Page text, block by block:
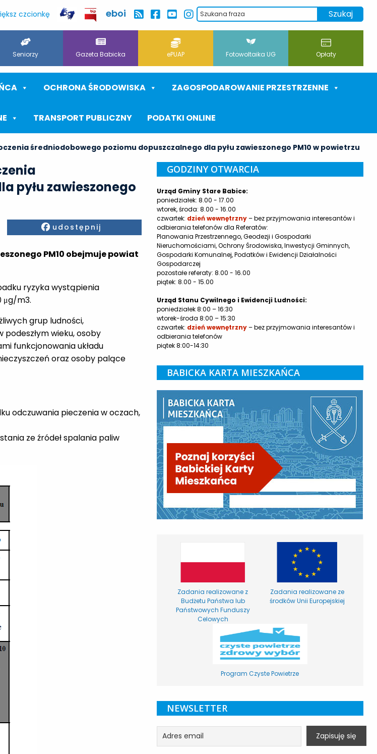
czcionkę eboi
Seniorzy Gazeta Babicka ePUAP Fotowoltaika UG Opłaty
OCHRONA ŚRODOWISKA ZAGOSPODAROWANIE PRZESTRZENNE
TRANSPORT PUBLICZNY PODATKI ONLINE
średniodobowego poziomu dopuszczalnego dla pyłu zawieszonego PM10 w powietrzu
pyłu zawieszonego
Facebook
udostępnij
PM10 obejmuje powiat
ryzyka wystąpienia
μg/m3.
grup ludności,
podeszłym wieku, osoby
funkcjonowania układu
oraz osoby palące
odczuwania pieczenia w oczach,
ze źródeł spalania paliw
GODZINY OTWARCIA
Urząd Gminy Stare Babice:
poniedziałek: 8.00 - 17.00
wtorek, środa: 8.00 - 16.00
czwartek: dzień wewnętrzny– bez przyjmowania interesantów i
odbierania telefonów dla Referatów:
Planowania Przestrzennego, Geodezji i Gospodarki
Nieruchomościami, Ochrony Środowiska, Inwestycji Gminnych,
Gospodarki Komunalnej, Podatków i Ewidencji Działalności
Gospodarczej
pozostałe referaty: 8.00 - 16.00
piątek: 8.00 - 15.00
Urząd Stanu Cywilnego i Ewidencji Ludności:
poniedziałek 8:00 – 16:30
wtorek-środa 8:00 – 15:30
czwartek: dzień wewnętrzny– bez przyjmowania interesantów i
odbierania telefonów
piątek 8:00-14:30
BABICKA KARTA MIESZKAŃCA
Zadania realizowane z
Budżetu Państwa lub
Państwowych Funduszy
Celowych
Zadania realizowane ze
środków Unii Europejskiej
Program Czyste Powietrze
NEWSLETTER